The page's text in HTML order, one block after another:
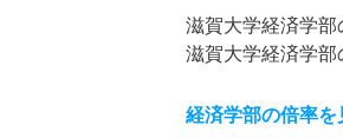
滋賀大学経済学部
滋賀大学経済学
経済学部の倍率を